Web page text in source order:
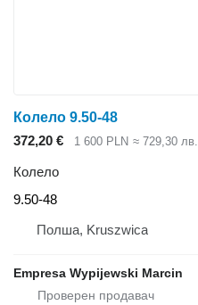
Колело 9.50-48
372,20 €
1 600 PLN ≈ 729,30 лв.
Колело
9.50-48
Полша, Kruszwica
Empresa Wypijewski Marcin